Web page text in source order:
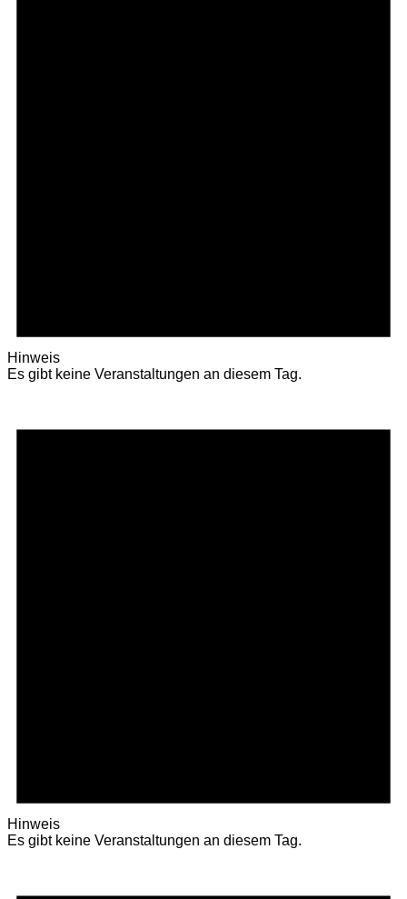
Hinweis
Es gibt keine Veranstaltungen an diesem Tag.
Hinweis
Es gibt keine Veranstaltungen an diesem Tag.